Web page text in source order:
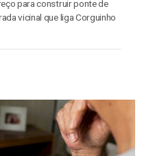
para construir ponte de
vicinal que liga Corguinho